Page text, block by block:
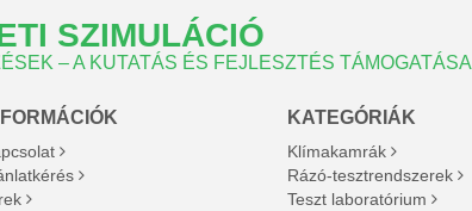
SZIMULÁCIÓ
– A KUTATÁS ÉS FEJLESZTÉS TÁMOGATÁSA
KATEGÓRIÁK
Klímakamrák
Rázó-tesztrendszerek
Teszt laboratórium